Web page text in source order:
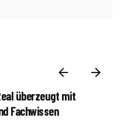
überzeugt mit
Fachwissen